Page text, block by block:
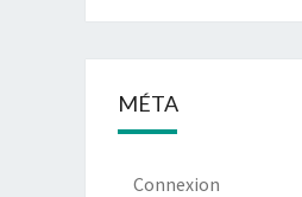
MÉTA
Connexion